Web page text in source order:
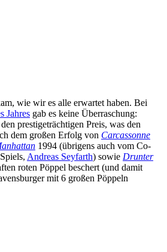
wie wir es alle erwartet haben. Bei
Jahres gab es keine Überraschung:
prestigeträchtigen Preis, was den
dem großen Erfolg von Carcassonne
1994 (übrigens auch vom Co-
Andreas Seyfarth) sowie Drunter
roten Pöppel beschert (und damit
mit 6 großen Pöppeln